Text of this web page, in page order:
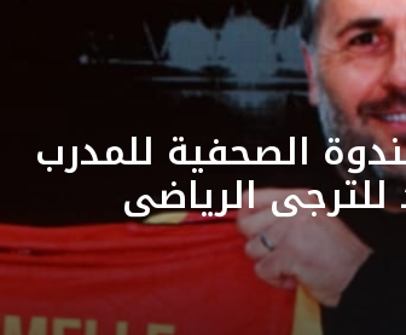
الصحفية للمدرب
للترجي الرياضي
Patrice